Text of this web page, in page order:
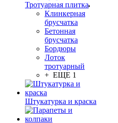
Тротуарная плитка
Клинкерная
брусчатка
Бетонная
брусчатка
Бордюры
Лоток
тротуарный
+ ЕЩЕ 1
Штукатурка и краска